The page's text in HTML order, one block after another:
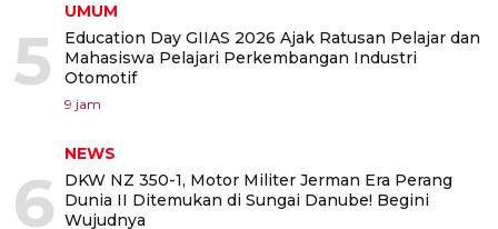
5
UMUM
Education Day GIIAS 2026 Ajak Ratusan Pelajar dan
Mahasiswa Pelajari Perkembangan Industri
Otomotif
9 jam
6
NEWS
DKW NZ 350-1, Motor Militer Jerman Era Perang
Dunia II Ditemukan di Sungai Danube! Begini
Wujudnya